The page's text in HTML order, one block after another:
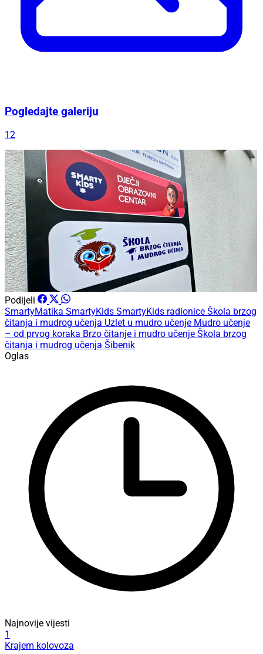
Pogledajte galeriju
12
Podijeli
SmartyMatika SmartyKids SmartyKids radionice Škola brzog
čitanja i mudrog učenja Uzlet u mudro učenje Mudro učenje
– od prvog koraka Brzo čitanje i mudro učenje Škola brzog
čitanja i mudrog učenja Šibenik
Oglas
Najnovije vijesti
1
Krajem kolovoza